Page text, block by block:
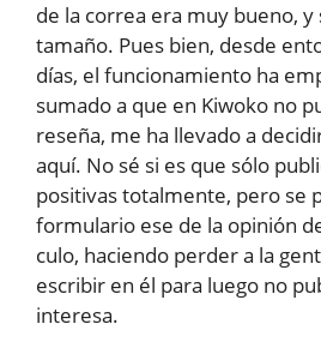
de la correa era muy bueno, y
tamaño. Pues bien, desde
días, el funcionamiento ha
sumado a que en Kiwoko no
reseña, me ha llevado a
aquí. No sé si es que sólo
positivas totalmente, pero se
formulario ese de la opinión
culo, haciendo perder a la
escribir en él para luego no
interesa.